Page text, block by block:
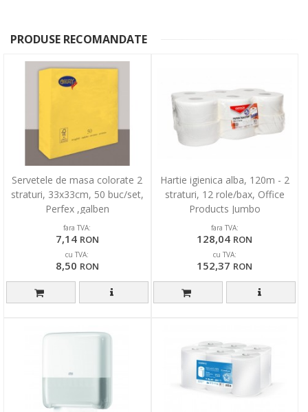
PRODUSE RECOMANDATE
Servetele de masa colorate 2
straturi, 33x33cm, 50 buc/set,
Perfex ,galben
fara TVA:
7,14 RON
cu TVA:
8,50 RON
Hartie igienica alba, 120m - 2
straturi, 12 role/bax, Office
Products Jumbo
fara TVA:
128,04 RON
cu TVA:
152,37 RON